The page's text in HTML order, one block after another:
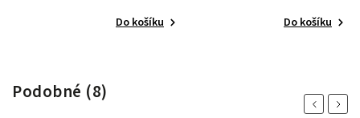
Do košíku Do košíku
Podobné (8)
PreviousNext